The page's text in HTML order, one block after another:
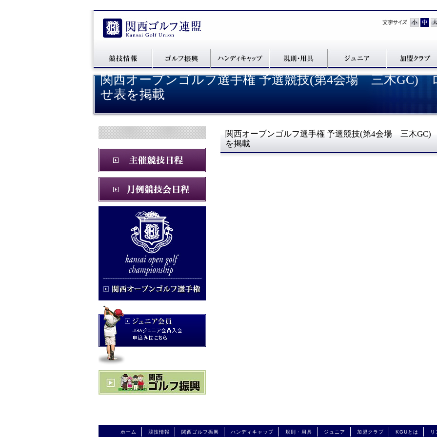
関西オープンゴルフ選手権 予選競技(第4会場 三木GC)
せ表を掲載
関西オープンゴルフ選手権 予選競技(第4会場 三木
を掲載
ホーム 競技情報 関西ゴルフ振興 ハンディキャップ 規則・用具 ジュニア 加盟クラブ KGUとは リ